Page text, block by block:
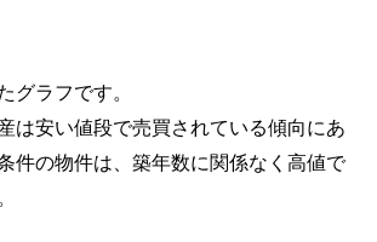
ラフです。
は安い値段で売買されている傾向にあ
件の物件は、築年数に関係なく高値で